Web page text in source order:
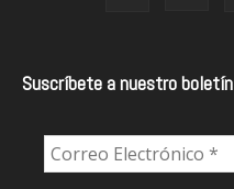
Suscríbete a nuestro boletín